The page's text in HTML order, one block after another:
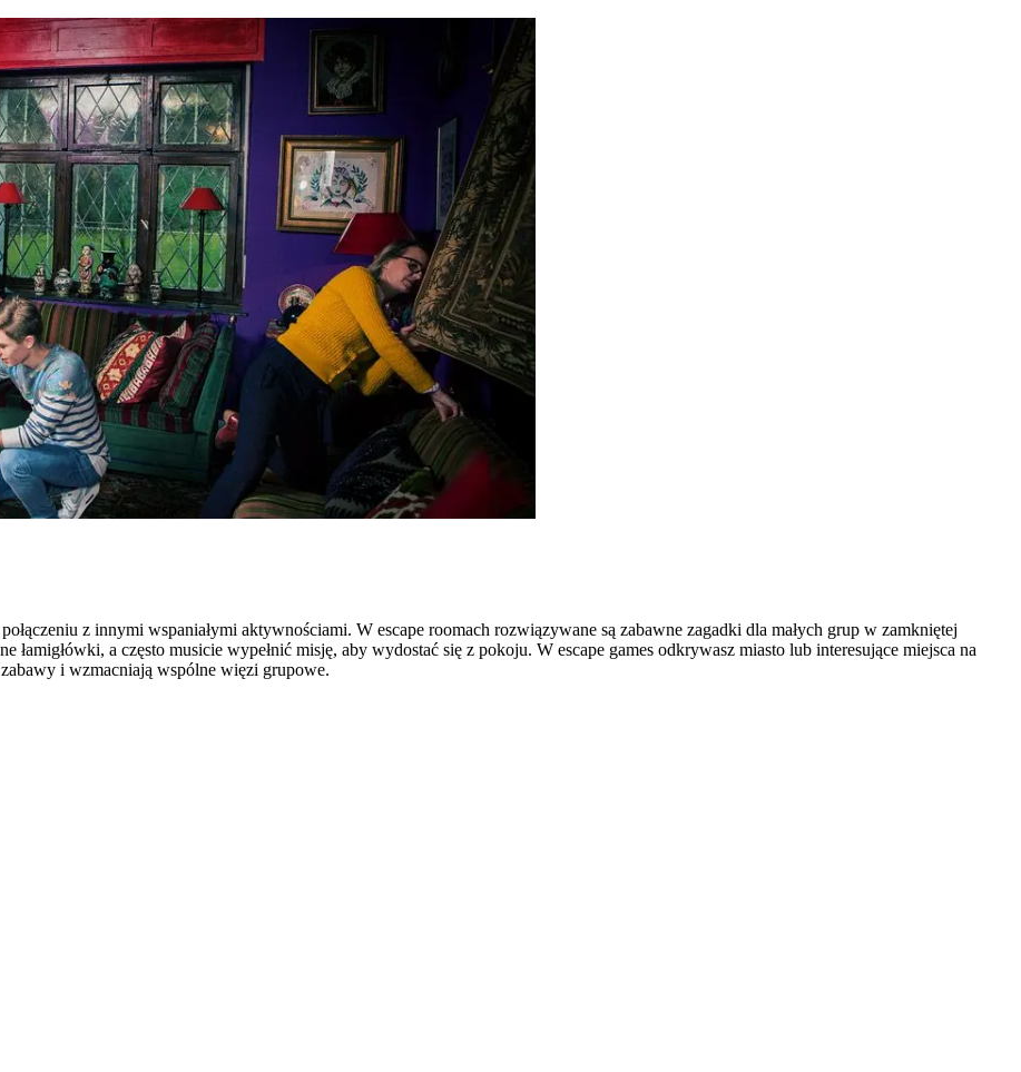
z innymi wspaniałymi aktywnościami. W escape roomach rozwiązywane są zabawne zagadki dla małych grup w zamkniętej
a często musicie wypełnić misję, aby wydostać się z pokoju. W escape games odkrywasz miasto lub interesujące miejsca na
i wzmacniają wspólne więzi grupowe.